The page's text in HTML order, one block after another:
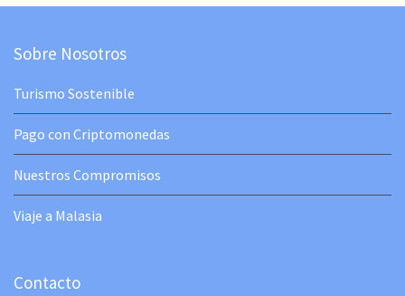
Sobre Nosotros
Turismo Sostenible
Pago con Criptomonedas
Nuestros Compromisos
Viaje a Malasia
Contacto